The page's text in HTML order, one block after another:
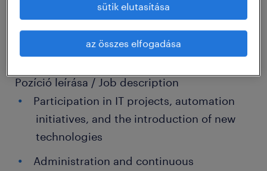
heart of the Mátra, where they offer an
innovative and sustainable working
Pozíció leírása / Job description
Participation in IT projects, automation
initiatives, and the introduction of new
technologies
Administration and continuous
sütik elutasítása
az összes elfogadása